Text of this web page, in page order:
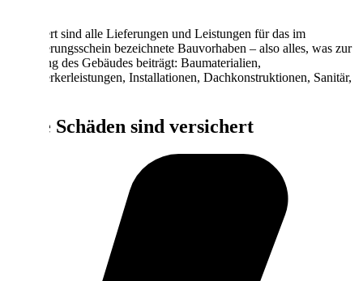
Versichert sind alle Lieferungen und Leistungen für das im
Versicherungsschein bezeichnete Bauvorhaben – also alles, was zur
Erstellung des Gebäudes beiträgt: Baumaterialien,
Handwerkerleistungen, Installationen, Dachkonstruktionen, Sanitär,
Diese Schäden sind versichert